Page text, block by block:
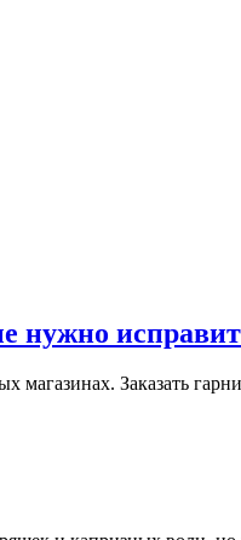
нужно
Заказать